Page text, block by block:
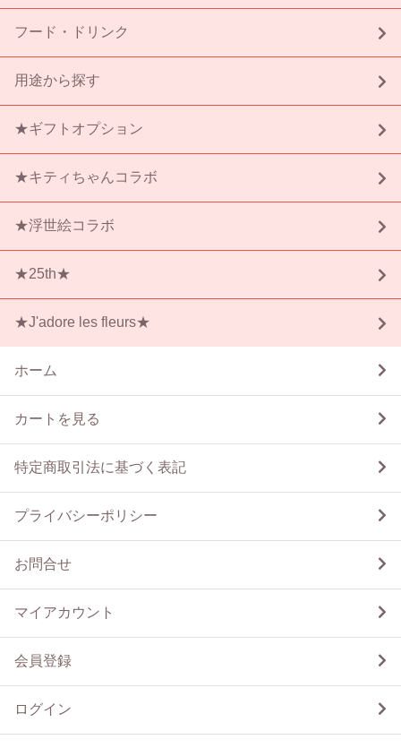
フード・ドリンク
用途から探す
★ギフトオプション
★キティちゃんコラボ
★浮世絵コラボ
★25th★
★J'adore les fleurs★
ホーム
カートを見る
特定商取引法に基づく表記
プライバシーポリシー
お問合せ
マイアカウント
会員登録
ログイン